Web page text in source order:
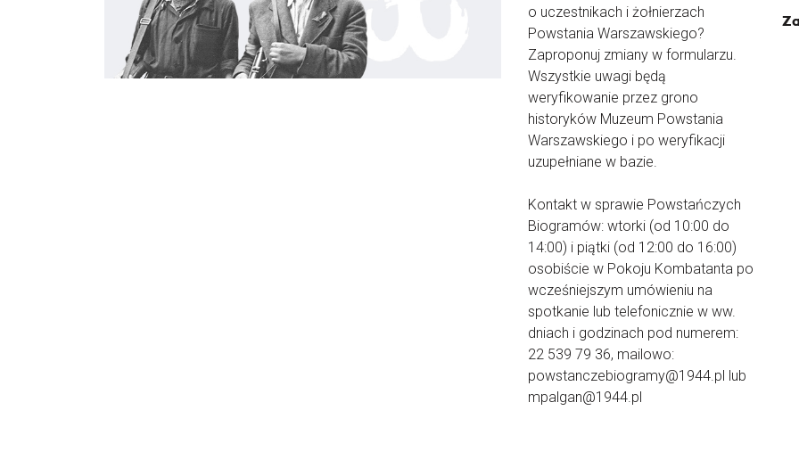
o uczestnikach i żołnierzach
Powstania Warszawskiego?
Zaproponuj zmiany w formularzu.
Wszystkie uwagi będą
weryfikowanie przez grono
historyków Muzeum Powstania
Warszawskiego i po weryfikacji
uzupełniane w bazie.
Kontakt w sprawie Powstańczych
Biogramów: wtorki (od 10:00 do
14:00) i piątki (od 12:00 do 16:00)
osobiście w Pokoju Kombatanta po
wcześniejszym umówieniu na
spotkanie lub telefonicznie w ww.
dniach i godzinach pod numerem:
22 539 79 36, mailowo:
powstanczebiogramy@1944.pl lub
mpalgan@1944.pl